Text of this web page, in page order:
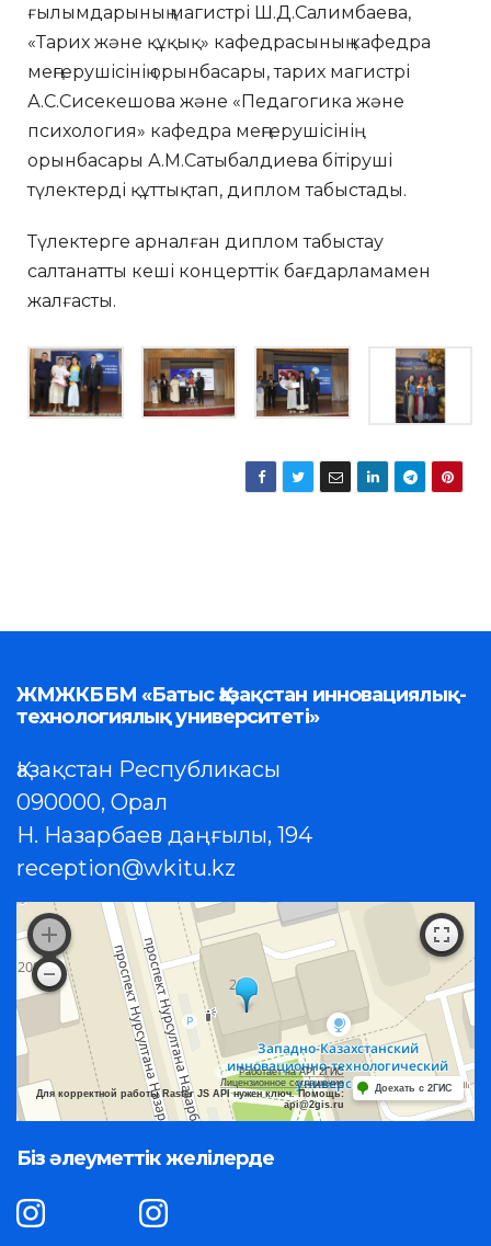
ғылымдарының магистрі Ш.Д.Салимбаева,
«Тарих және құқық» кафедрасының кафедра
меңгерушісінің орынбасары, тарих магистрі
А.С.Сисекешова және «Педагогика және
психология» кафедра меңгерушісінің
орынбасары А.М.Сатыбалдиева бітіруші
түлектерді құттықтап, диплом табыстады.
Түлектерге арналған диплом табыстау
салтанатты кеші концерттік бағдарламамен
жалғасты.
ЖМЖКББМ «Батыс Қазақстан инновациялық-
технологиялық университеті»
Қазақстан Республикасы
090000, Орал
Н. Назарбаев даңғылы, 194
reception@wkitu.kz
Работает на API 2ГИС
Лицензионное соглашение
Для корректной работы Raster JS API нужен ключ. Помощь:
api@2gis.ru
Доехать с 2ГИС
Біз әлеуметтік желілерде